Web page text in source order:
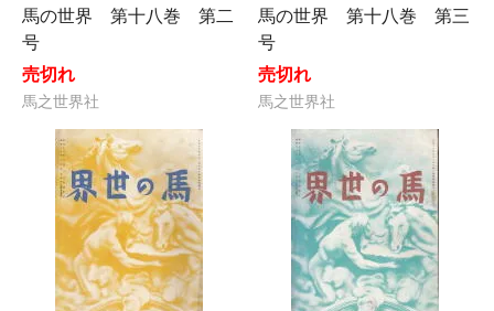
馬の世界 第十八巻 第二
号
売切れ
馬之世界社
馬の世界 第十八巻 第三
号
売切れ
馬之世界社